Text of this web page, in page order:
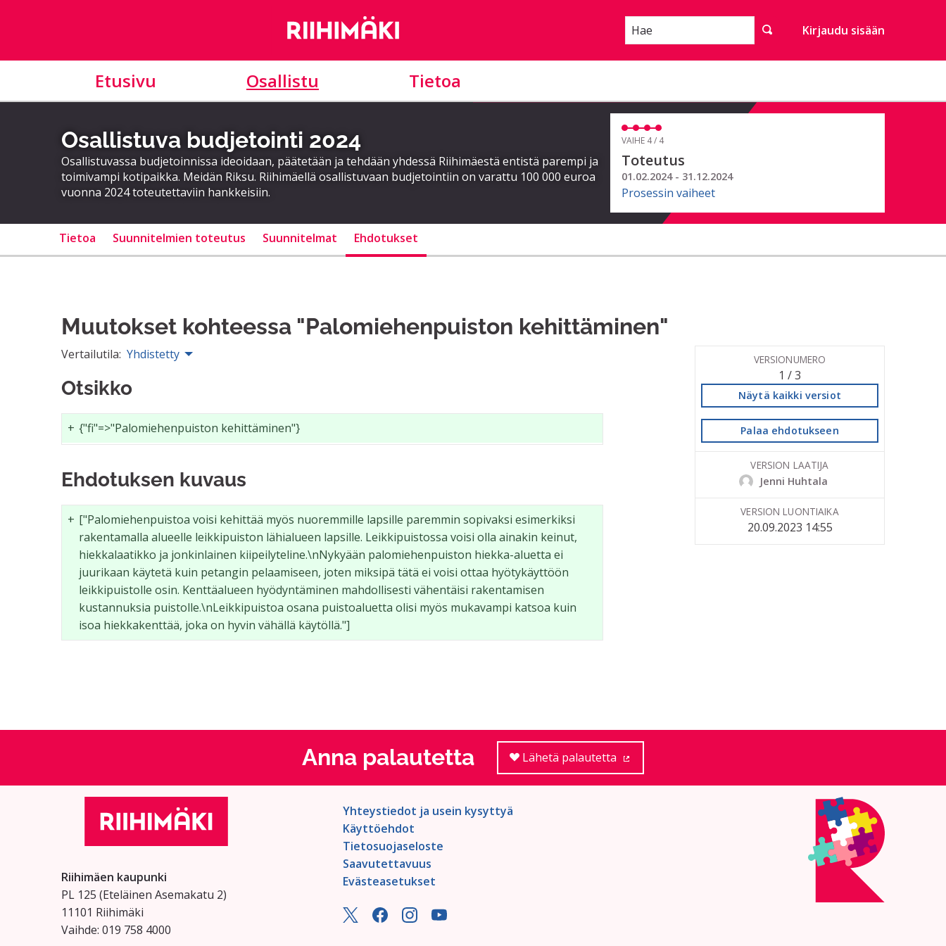
Hae Kirjaudu sisään
Etusivu Osallistu Tietoa
Osallistuva budjetointi 2024
Osallistuvassa budjetoinnissa ideoidaan, päätetään ja tehdään yhdessä Riihimäestä entistä parempi ja
toimivampi kotipaikka. Meidän Riksu. Riihimäellä osallistuvaan budjetointiin on varattu 100 000 euroa
vuonna 2024 toteutettaviin hankkeisiin.
VAIHE 4 / 4
Toteutus
01.02.2024 - 31.12.2024
Prosessin vaiheet
Tietoa Suunnitelmien toteutus Suunnitelmat Ehdotukset
Muutokset kohteessa "Palomiehenpuiston kehittäminen"
Vertailutila: Yhdistetty
Otsikko
+ {"fi"=>"Palomiehenpuiston kehittäminen"}
Ehdotuksen kuvaus
+ ["Palomiehenpuistoa voisi kehittää myös nuoremmille lapsille paremmin sopivaksi esimerkiksi
rakentamalla alueelle leikkipuiston lähialueen lapsille. Leikkipuistossa voisi olla ainakin keinut,
hiekkalaatikko ja jonkinlainen kiipeilyteline.\nNykyään palomiehenpuiston hiekka-aluetta ei
juurikaan käytetä kuin petangin pelaamiseen, joten miksipä tätä ei voisi ottaa hyötykäyttöön
leikkipuistolle osin. Kenttäalueen hyödyntäminen mahdollisesti vähentäisi rakentamisen
kustannuksia puistolle.\nLeikkipuistoa osana puistoaluetta olisi myös mukavampi katsoa kuin
isoa hiekkakenttää, joka on hyvin vähällä käytöllä."]
VERSIONUMERO
1 / 3
Näytä kaikki versiot
Palaa ehdotukseen
VERSION LAATIJA
Jenni Huhtala
VERSION LUONTIAIKA
20.09.2023 14:55
Anna palautetta Lähetä palautetta
Riihimäen kaupunki
PL 125 (Eteläinen Asemakatu 2)
11101 Riihimäki
Vaihde: 019 758 4000
Yhteystiedot ja usein kysyttyä
Käyttöehdot
Tietosuojaseloste
Saavutettavuus
Evästeasetukset